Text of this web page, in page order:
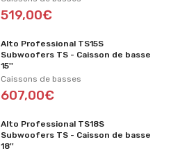
519,00€
Alto Professional TS15S
Subwoofers TS - Caisson de basse
15''
Caissons de basses
607,00€
Alto Professional TS18S
Subwoofers TS - Caisson de basse
18''